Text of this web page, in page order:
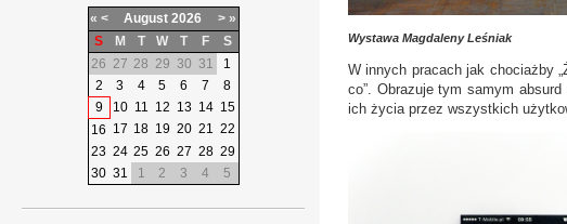
Wystawa Magdaleny Leśniak
W innych pracach jak chociażby
co”. Obrazuje tym samym
ich życia przez wszystkich
« < August 2026 > »
S
M T W T F
S
26 27 28 29 30 31
1
2
3 4 5 6 7
8
9
10 11 12 13 14 15
16 17 18 19 20 21 22
23 24 25 26 27 28 29
30 31 1 2 3 4 5